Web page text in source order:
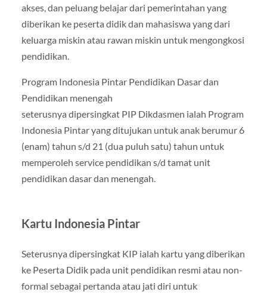
akses, dan peluang belajar dari pemerintahan yang
diberikan ke peserta didik dan mahasiswa yang dari
keluarga miskin atau rawan miskin untuk mengongkosi
pendidikan.
Program Indonesia Pintar Pendidikan Dasar dan
Pendidikan menengah
seterusnya dipersingkat PIP Dikdasmen ialah Program
Indonesia Pintar yang ditujukan untuk anak berumur 6
(enam) tahun s/d 21 (dua puluh satu) tahun untuk
memperoleh service pendidikan s/d tamat unit
pendidikan dasar dan menengah.
Kartu Indonesia Pintar
Seterusnya dipersingkat KIP ialah kartu yang diberikan
ke Peserta Didik pada unit pendidikan resmi atau non-
formal sebagai pertanda atau jati diri untuk